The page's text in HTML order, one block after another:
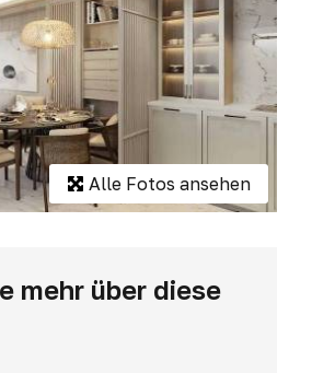
Alle Fotos ansehen
mehr über diese